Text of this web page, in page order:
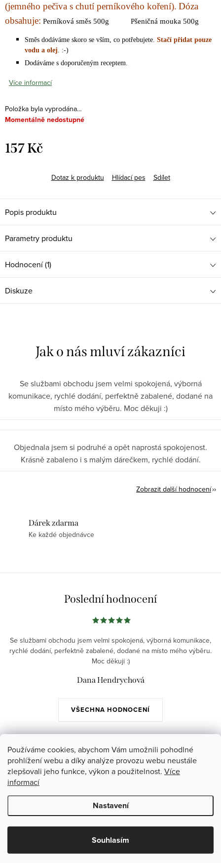
Používáme cookies, abychom Vám umožnili pohodlné
prohlížení webu a díky analýze provozu webu neustále
zlepšovali jeho funkce, výkon a použitelnost. Více
informací
Nastavení
Souhlasím
(jemného pečiva s chutí perníkového koření). Dóza
obsahuje: Perníková směs 500g Pšeničná mouka 500g
Směs dodáváme skoro se vším, co potřebujete. Stačí přidat pouze
vodu a olej . :-)
Dodáváme s doporučeným receptem.
Více informací
Položka byla vyprodána…
Momentálně nedostupné
157 Kč
Dotaz k produktu Hlídací pes Sdílet
Popis produktu
Parametry produktu
Hodnocení (1)
Diskuze
Se službami obchodu jsem velmi spokojená, výborná
komunikace, rychlé dodání, perfektně zabalené, dodané na
místo mého výběru. Moc děkuji :)
Objednala jsem si podruhé a opět naprostá spokojenost.
Krásně zabaleno i s malým dárečkem, rychlé dodání.
Zobrazit další hodnocení
Dárek zdarma
Ke každé objednávce
Poslední hodnocení
VŠECHNA HODNOCENÍ
Se službami obchodu jsem velmi spokojená, výborná komunikace,
rychlé dodání, perfektně zabalené, dodané na místo mého výběru.
Moc děkuji :)
Dana Hendrychová
Z
Instagram
Poslední hodnocení produktů
Copyright 2026Jazmin.cz. Všechna práva vyhrazena.